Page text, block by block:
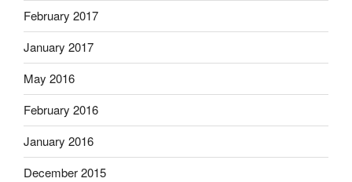
February 2017
January 2017
May 2016
February 2016
January 2016
December 2015